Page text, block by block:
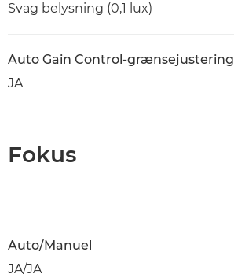
Svag belysning (0,1 lux)
Auto Gain Control-grænsejustering
JA
Fokus
Auto/Manuel
JA/JA